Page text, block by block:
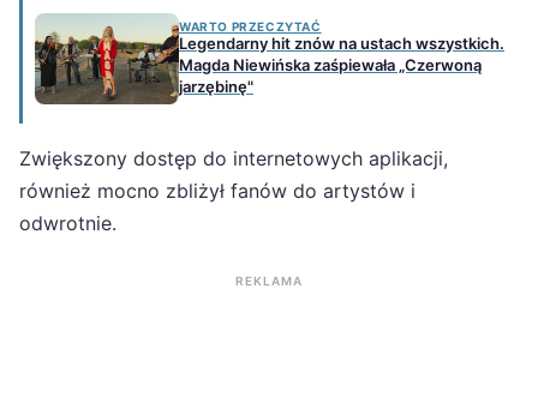
WARTO PRZECZYTAĆ
Legendarny hit znów na ustach wszystkich.
Magda Niewińska zaśpiewała „Czerwoną
jarzębinę"
Zwiększony dostęp do internetowych aplikacji,
również mocno zbliżył fanów do artystów i
odwrotnie.
REKLAMA